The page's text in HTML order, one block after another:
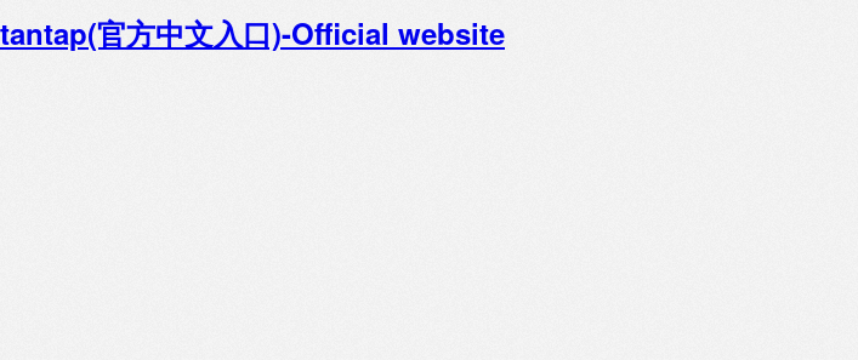
tantap(官方中文入口)-Official website